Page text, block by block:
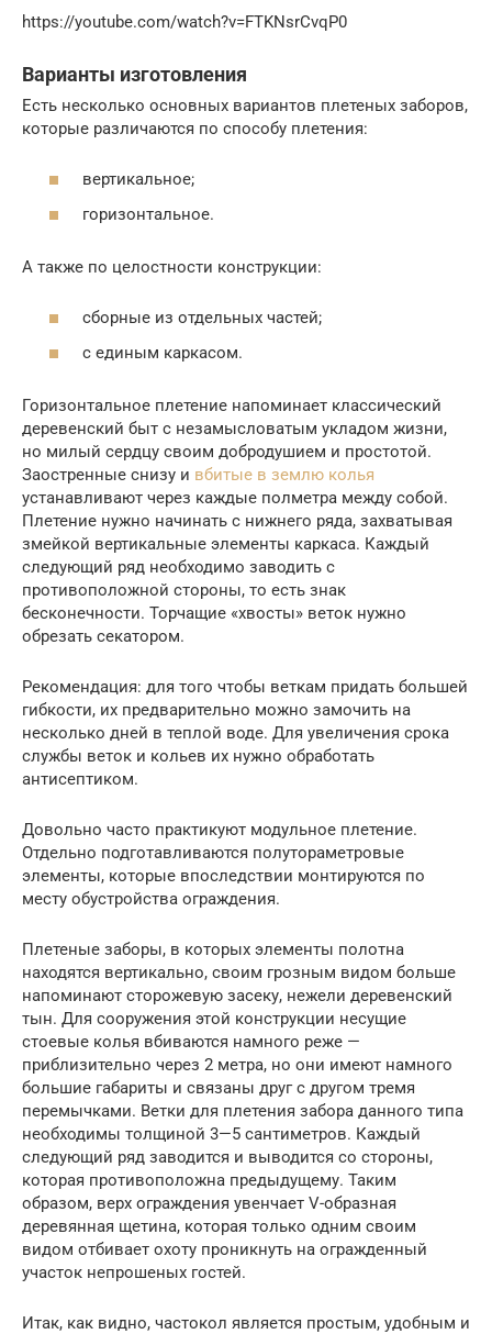
https://youtube.com/watch?v=FTKNsrCvqP0
Варианты изготовления
Есть несколько основных вариантов плетеных заборов,
которые различаются по способу плетения:
вертикальное;
горизонтальное.
А также по целостности конструкции:
сборные из отдельных частей;
с единым каркасом.
Горизонтальное плетение напоминает классический
деревенский быт с незамысловатым укладом жизни,
но милый сердцу своим добродушием и простотой.
Заостренные снизу и вбитые в землю колья
устанавливают через каждые полметра между собой.
Плетение нужно начинать с нижнего ряда, захватывая
змейкой вертикальные элементы каркаса. Каждый
следующий ряд необходимо заводить с
противоположной стороны, то есть знак
бесконечности. Торчащие «хвосты» веток нужно
обрезать секатором.
Рекомендация: для того чтобы веткам придать большей
гибкости, их предварительно можно замочить на
несколько дней в теплой воде. Для увеличения срока
службы веток и кольев их нужно обработать
антисептиком.
Довольно часто практикуют модульное плетение.
Отдельно подготавливаются полутораметровые
элементы, которые впоследствии монтируются по
месту обустройства ограждения.
Плетеные заборы, в которых элементы полотна
находятся вертикально, своим грозным видом больше
напоминают сторожевую засеку, нежели деревенский
тын. Для сооружения этой конструкции несущие
стоевые колья вбиваются намного реже —
приблизительно через 2 метра, но они имеют намного
большие габариты и связаны друг с другом тремя
перемычками. Ветки для плетения забора данного типа
необходимы толщиной 3—5 сантиметров. Каждый
следующий ряд заводится и выводится со стороны,
которая противоположна предыдущему. Таким
образом, верх ограждения увенчает V-образная
деревянная щетина, которая только одним своим
видом отбивает охоту проникнуть на огражденный
участок непрошеных гостей.
Итак, как видно, частокол является простым, удобным и